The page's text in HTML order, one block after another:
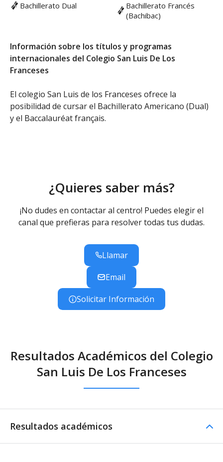
Bachillerato Dual
Bachillerato Francés
(Bachibac)
Información sobre los títulos y programas
internacionales del Colegio San Luis De Los
Franceses
El colegio San Luis de los Franceses ofrece la
posibilidad de cursar el Bachillerato Americano (Dual)
y el Baccalauréat français.
¿Quieres saber más?
¡No dudes en contactar al centro! Puedes elegir el
canal que prefieras para resolver todas tus dudas.
Llamar
Email
Solicitar Información
Resultados Académicos del Colegio
San Luis De Los Franceses
Resultados académicos